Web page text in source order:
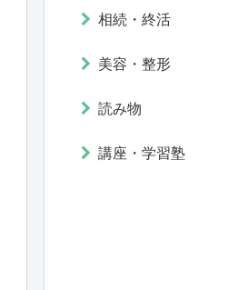
相続・終活
美容・整形
読み物
講座・学習塾